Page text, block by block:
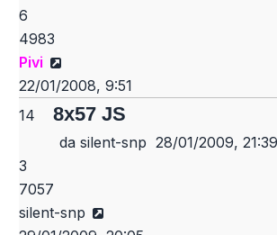
6
4983
Pivi
22/01/2008, 9:51
14 8x57 JS
da silent-snp 28/01/2009, 21:39
3
7057
silent-snp